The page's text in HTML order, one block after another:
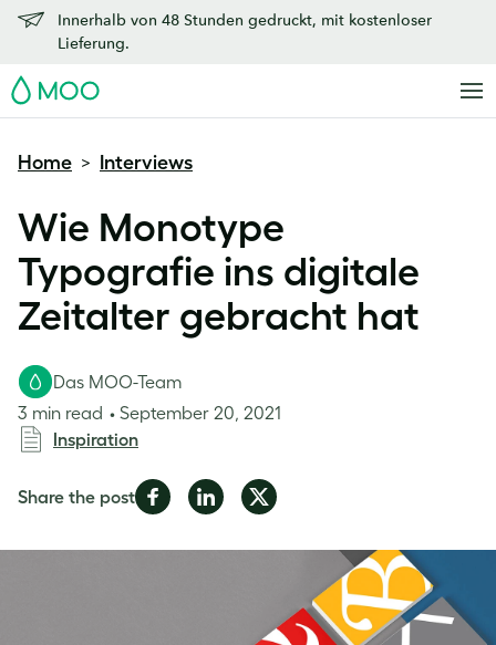
Innerhalb von 48 Stunden gedruckt, mit kostenloser
Lieferung.
MOO
Home > Interviews
Wie Monotype
Typografie ins digitale
Zeitalter gebracht hat
Das MOO-Team
3 min read
September 20, 2021
Inspiration
Share the postShare
Facebook
Share
LinkedIn
Share
Twitter